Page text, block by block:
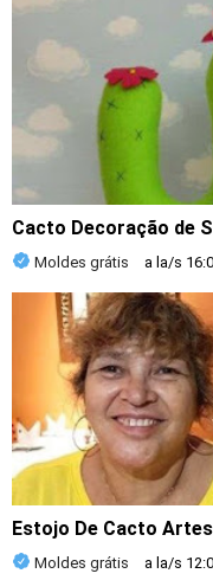
Cacto Decoração de
Moldes grátis a la/s
Estojo De Cacto
Moldes grátis a la/s